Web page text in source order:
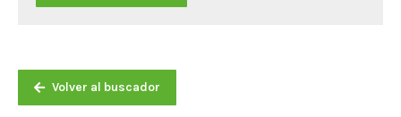
Volver al buscador